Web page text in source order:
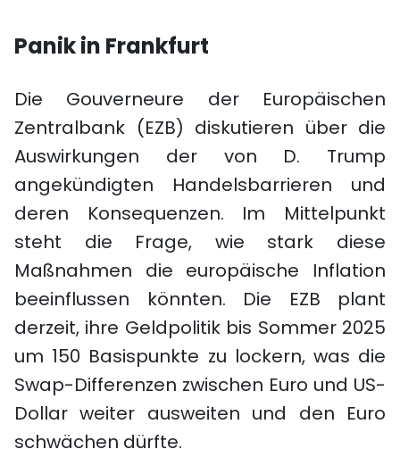
Panik in Frankfurt
Die Gouverneure der Europäischen
Zentralbank (EZB) diskutieren über die
Auswirkungen der von D. Trump
angekündigten Handelsbarrieren und
deren Konsequenzen. Im Mittelpunkt
steht die Frage, wie stark diese
Maßnahmen die europäische Inflation
beeinflussen könnten. Die EZB plant
derzeit, ihre Geldpolitik bis Sommer 2025
um 150 Basispunkte zu lockern, was die
Swap-Differenzen zwischen Euro und US-
Dollar weiter ausweiten und den Euro
schwächen dürfte.